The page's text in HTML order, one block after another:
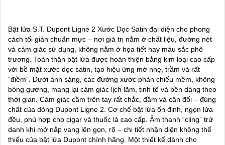
Bật lửa S.T. Dupont Ligne 2 Xước Dọc Satin đại diện cho phong
cách tối giản chuẩn mực – nơi giá trị nằm ở chất liệu, đường nét
và cảm giác sử dụng, không nằm ở họa tiết hay màu sắc phô
trương. Toàn thân bật lửa được hoàn thiện bằng kim loại cao cấp
với bề mặt xước dọc satin, tạo hiệu ứng mờ nhẹ, trầm và rất
“điềm”. Dưới ánh sáng, các đường xước phản chiếu mềm, không
bóng gương, mang lại cảm giác lịch lãm, tinh tế và bền dáng theo
thời gian. Cảm giác cầm trên tay rất chắc, đầm và cân đối – đúng
chất của dòng Dupont Ligne 2. Cơ chế bật lửa ổn định, ngọn lửa
đều, phù hợp cho cigar và thuốc lá cao cấp. Âm thanh “cling” trứ
danh khi mở nắp vang lên gọn, rõ – chi tiết nhận diện không thể
thiếu của bật lửa Dupont chính hãng. Một thiết kế dành cho